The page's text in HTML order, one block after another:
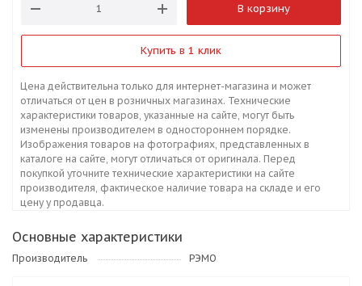
В корзину
Купить в 1 клик
Цена действительна только для интернет-магазина и может
отличаться от цен в розничных магазинах. Технические
характеристики товаров, указанные на сайте, могут быть
изменены производителем в одностороннем порядке.
Изображения товаров на фотографиях, представленных в
каталоге на сайте, могут отличаться от оригинала. Перед
покупкой уточните технические характеристики на сайте
производителя, фактическое наличие товара на складе и его
цену у продавца.
Основные характеристики
Производитель РЭМО